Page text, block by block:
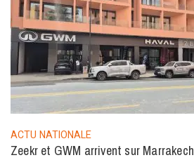
ACTU NATIONALE
Zeekr et GWM arrivent sur Marrakech